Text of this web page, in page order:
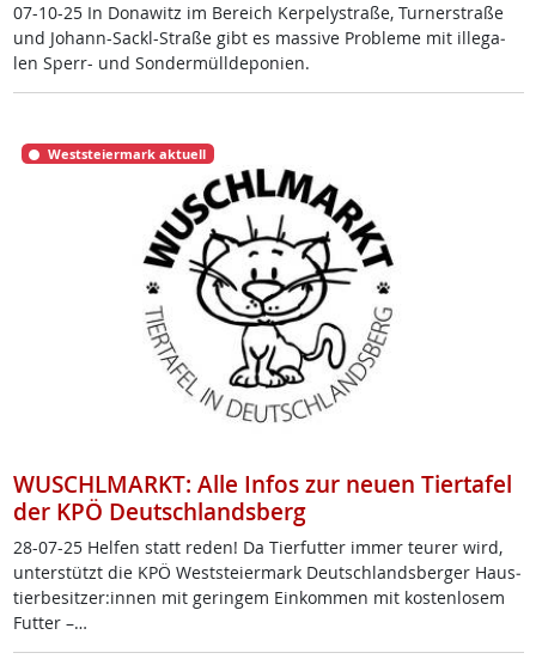
07-10-25 In Do­na­witz im Be­reich Ker­pe­ly­stra­ße, Tur­ner­stra­ße
und Jo­hann-Sackl-Stra­ße gibt es mas­si­ve Pro­b­le­me mit il­le­ga­
len Sperr- und Son­der­müll­de­po­ni­en.
Weststeiermark aktuell
WUSCHLMARKT: Alle Infos zur neuen Tiertafel
der KPÖ Deutschlandsberg
28-07-25 Hel­fen statt re­den! Da Tier­fut­ter im­mer teu­rer wird,
un­ter­stützt die KPÖ West­s­tei­er­mark Deut­sch­lands­ber­ger Haus­
tier­be­sit­zer:in­nen mit ge­rin­gem Ein­kom­men mit kos­ten­lo­sem
Fut­ter –…